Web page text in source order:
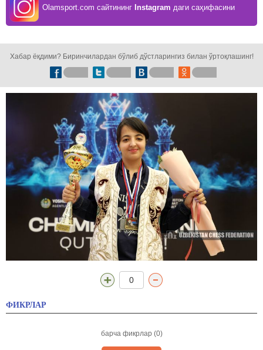
Olamsport.com сайтининг Instagram даги саҳифасини
Хабар ёқдими? Биринчилардан бўлиб дўстларингиз билан ўртоқлашинг!
0
ФИКРЛАР
барча фикрлар (0)